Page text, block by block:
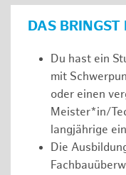
DAS BRINGST
Du hast ein
mit
oder einen
Meister*in/
langjährige
Die